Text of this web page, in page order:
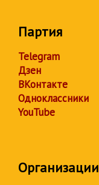
Партия
Telegram
Дзен
ВКонтакте
Одноклассники
YouTube
Организации